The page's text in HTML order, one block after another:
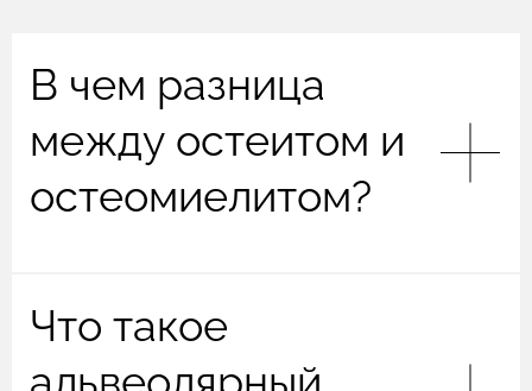
В чем разница
между остеитом и
остеомиелитом?
ткани (преимущественно кортикального слоя
кости). Термин шире и может включать как
инфекционные, так и неинфекционные
процессы (например, при болезни Педжета
Что такое